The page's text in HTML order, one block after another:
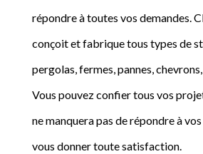
répondre à toutes vos demandes.
conçoit et fabrique tous types de
pergolas, fermes, pannes,
Vous pouvez confier tous vos
ne manquera pas de répondre à
vous donner toute satisfaction.